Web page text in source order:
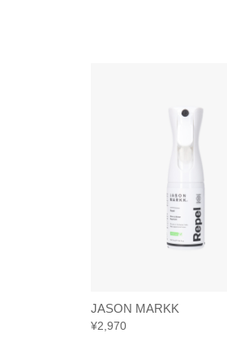
JASON MARKK
¥2,970